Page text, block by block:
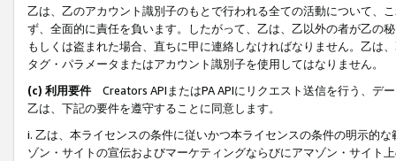
乙は、乙のアカウント識別子のもとで行われる全ての活動について、
ず、全面的に責任を負います。したがって、乙は、乙以外の者が乙の
もしくは盗まれた場合、直ちに甲に連絡しなければなりません。乙は
タグ・パラメータまたはアカウント識別子を使用してはなりません。
(c) 利用要件 Creators APIまたはPA APIにリクエスト送信を行う、デ
乙は、下記の要件を遵守することに同意します。
i. 乙は、本ライセンスの条件に従いかつ本ライセンスの条件の明示的
ゾン・サイトの宣伝およびマーケティングならびにアマゾン・サイト